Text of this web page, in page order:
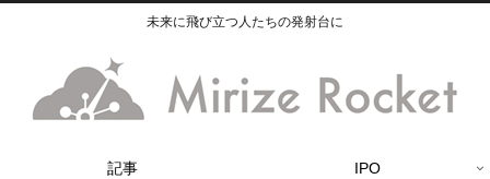
未来に飛び立つ人たちの発射台に
記事 IPO